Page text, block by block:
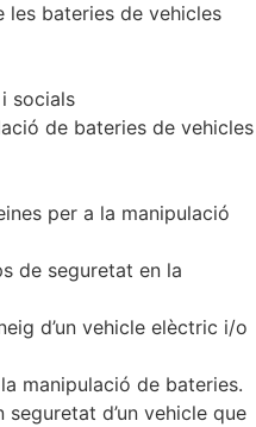
bateries de vehicles
socials
de bateries de vehicles
per a la manipulació
de seguretat en la
d’un vehicle elèctric i/o
manipulació de bateries.
d’un vehicle que